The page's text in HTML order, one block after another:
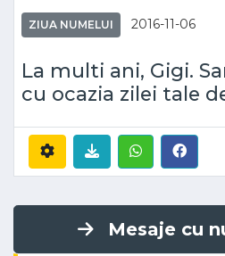
ZIUA NUMELUI 2016-11-06
La multi ani, Gigi.
cu ocazia zilei tale
Mesaje cu